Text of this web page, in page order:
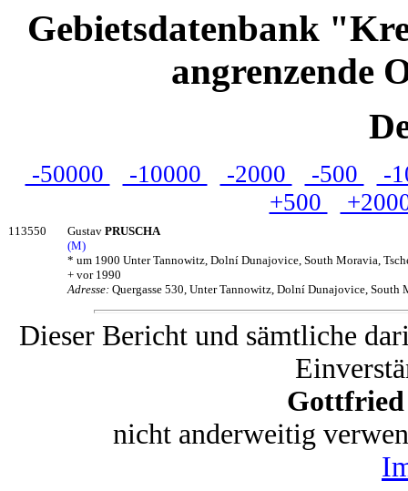
Gebietsdatenbank
angrenzende
-50000 -10000 -2000 -500
-
+500
113550 Gustav PRUSCHA
(M)
* um 1900 Unter Tannowitz, Dolní Dunajovice, South Moravia,
+ vor 1990
Adresse: Quergasse 530, Unter Tannowitz, Dolní Dunajovice, South
Dieser Bericht und sämtliche
Gottfried
nicht anderweitig